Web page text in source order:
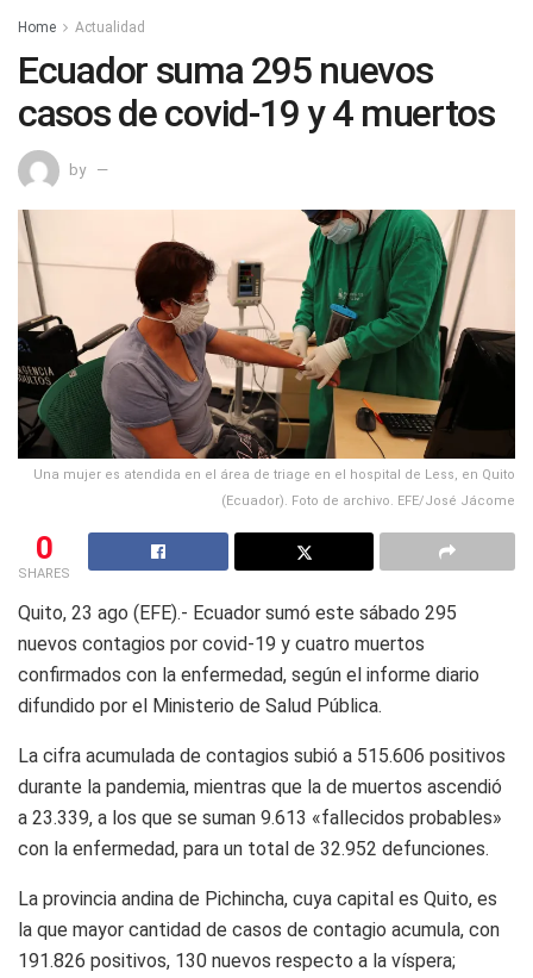
Home Actualidad
Ecuador suma 295 nuevos
casos de covid-19 y 4 muertos
by
Una mujer es atendida en el área de triage en el hospital de Less, en Quito
(Ecuador). Foto de archivo. EFE/José Jácome
0
SHARES
Quito, 23 ago (EFE).- Ecuador sumó este sábado 295
nuevos contagios por covid-19 y cuatro muertos
confirmados con la enfermedad, según el informe diario
difundido por el Ministerio de Salud Pública.
La cifra acumulada de contagios subió a 515.606 positivos
durante la pandemia, mientras que la de muertos ascendió
a 23.339, a los que se suman 9.613 «fallecidos probables»
con la enfermedad, para un total de 32.952 defunciones.
La provincia andina de Pichincha, cuya capital es Quito, es
la que mayor cantidad de casos de contagio acumula, con
191.826 positivos, 130 nuevos respecto a la víspera;